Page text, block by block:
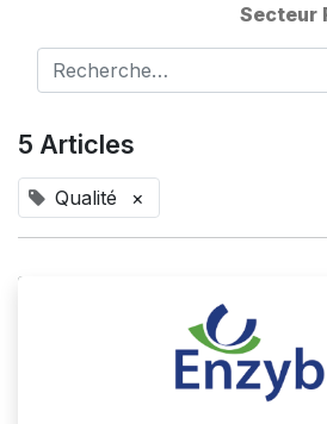
Secteur
5 Articles
Qualité ×